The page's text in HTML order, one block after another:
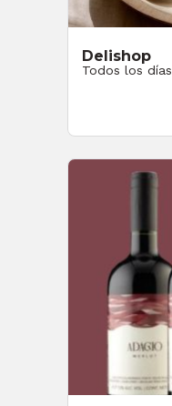
Delishop
Todos los días